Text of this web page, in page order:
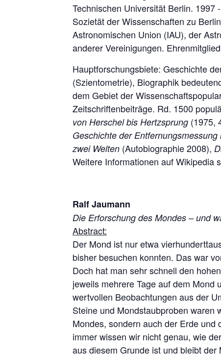
Technischen Universität Berlin.
Sozietät der Wissenschaften zu
Astronomischen Union (IAU), der
anderer Vereinigungen.
Hauptforschungsbiete: Geschichte
(Szientometrie), Biographik
dem Gebiet der
Zeitschriftenbeiträge. Rd. 1500
von Herschel bis Hertzsprung (1975,
Geschichte der Entfernungsmessung
zwei Welten (Autobiographie 2008),
Weitere Informationen auf Wikipedia
Ralf Jaumann
Die Erforschung des Mondes – und
Abstract:
Der Mond ist nur etwa
bisher besuchen konnten. Das war
Doch hat man sehr schnell den
jeweils mehrere Tage auf dem
wertvollen Beobachtungen aus der
Steine und Mondstaubproben waren
Mondes, sondern auch der Erde
immer wissen wir nicht genau, wie
aus diesem Grunde ist und bleibt